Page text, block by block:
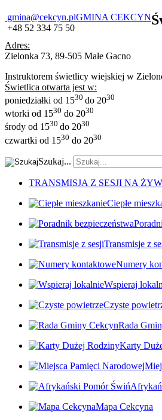
gmina@cekcyn.pl
+48 52 334 75 50
GMINA CEKCYN
Adres:
Zielonka 73, 89-505 Małe Gacno
Instruktorem świetlicy wiejskiej w
Świetlica otwarta jest w:
poniedziałki od 1530 do 2030
wtorki od 1530 do 2030
środy od 1530 do 2030
czwartki od 1530 do 2030
Szukaj...
TRANSMISJA Z SESJI NA
Ciepłe
Transmisje z
Numery
Wspieraj
Czyste
Rada
Karty
Mapa Cekcyna